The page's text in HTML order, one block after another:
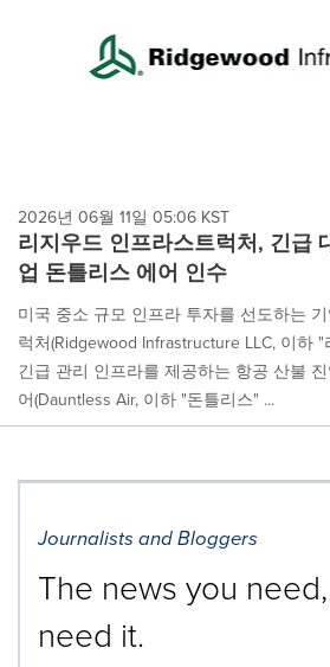
2026년 06월 11일 05:06 KST
리지우드 인프라스트럭처, 긴급
업 돈틀리스 에어 인수
미국 중소 규모 인프라 투자를 선도하는
럭처(Ridgewood Infrastructure LLC, 이하
긴급 관리 인프라를 제공하는 항공 산불
어(Dauntless Air, 이하 "돈틀리스" ...
Journalists and Bloggers
The news you
need it.